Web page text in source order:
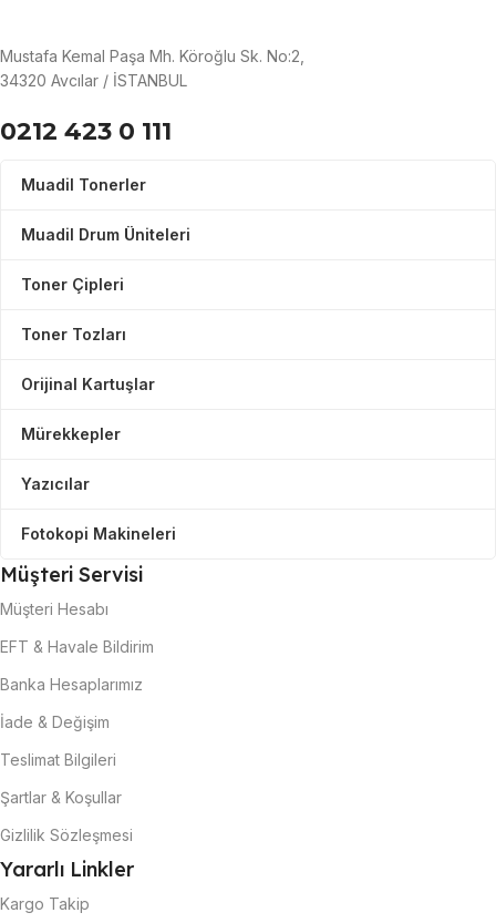
Mustafa Kemal Paşa Mh. Köroğlu Sk. No:2,
34320 Avcılar / İSTANBUL
0212 423 0 111
Muadil Tonerler
Muadil Drum Üniteleri
Toner Çipleri
Toner Tozları
Orijinal Kartuşlar
Mürekkepler
Yazıcılar
Fotokopi Makineleri
Müşteri Servisi
Müşteri Hesabı
EFT & Havale Bildirim
Banka Hesaplarımız
İade & Değişim
Teslimat Bilgileri
Şartlar & Koşullar
Gizlilik Sözleşmesi
Yararlı Linkler
Kargo Takip